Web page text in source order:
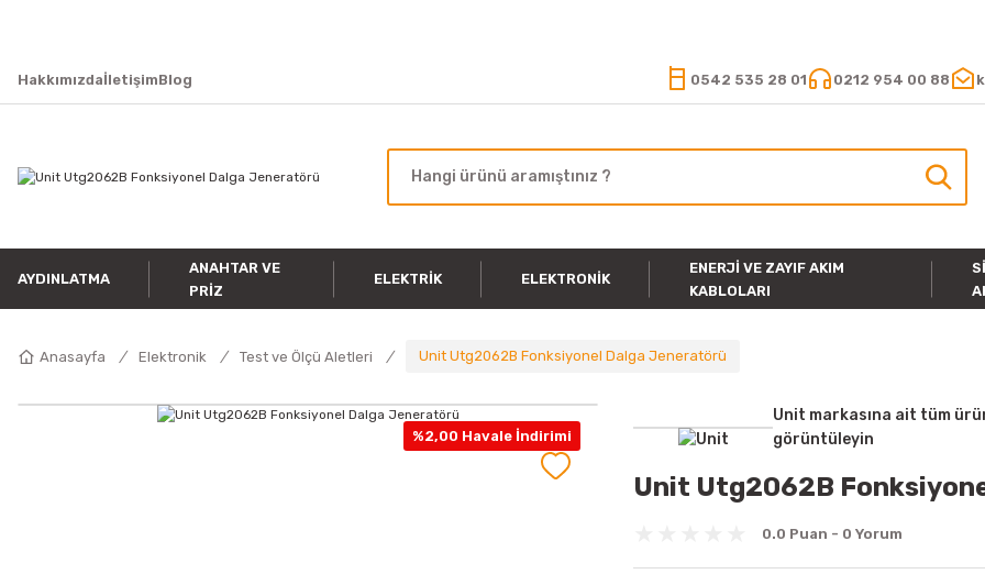
HakkımızdaİletişimBlog 0542 535 28 01 0212 954 00 88
AYDINLATMA
ANAHTAR VE
PRIZ
ELEKTRIK ELEKTRONIK
ENERJI VE ZAYIF AKIM
KABLOLARI
Anasayfa Elektronik Test ve Ölçü Aletleri Unit Utg2062B Fonksiyonel Dalga Jeneratörü
%2,00 Havale İndirimi
Unit markasına ait tüm
görüntüleyin
Unit Utg2062B
0.0 Puan - 0 Yorum